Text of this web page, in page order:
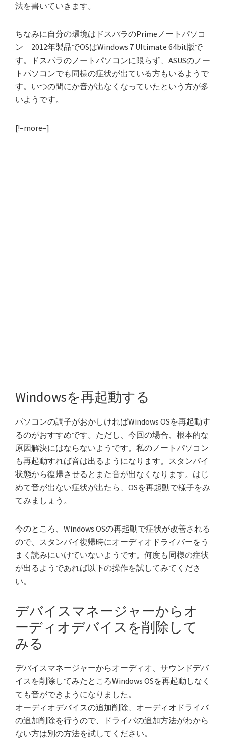
法を書いていきます。
ちなみに自分の環境はドスパラのPrimeノートパソコ
ン 2012年製品でOSはWindows 7 Ultimate 64bit版で
す。ドスパラのノートパソコンに限らず、ASUSのノー
トパソコンでも同様の症状が出ている方もいるようで
す。いつの間にか音が出なくなっていたという方が多
いようです。
[!–more–]
Windowsを再起動する
パソコンの調子がおかしければWindows OSを再起動す
るのがおすすめです。ただし、今回の場合、根本的な
原因解決にはならないようです。私のノートパソコン
も再起動すれば音は出るようになります。スタンバイ
状態から復帰させるとまた音が出なくなります。はじ
めて音が出ない症状が出たら、OSを再起動で様子をみ
てみましょう。
今のところ、Windows OSの再起動で症状が改善される
ので、スタンバイ復帰時にオーディオドライバーをう
まく読みにいけていないようです。何度も同様の症状
が出るようであれば以下の操作を試してみてくださ
い。
デバイスマネージャーからオ
ーディオデバイスを削除して
みる
デバイスマネージャーからオーディオ、サウンドデバ
イスを削除してみたところWindows OSを再起動しなく
ても音ができようになりました。
オーディオデバイスの追加削除、オーディオドライバ
の追加削除を行うので、ドライバの追加方法がわから
ない方は別の方法を試してください。